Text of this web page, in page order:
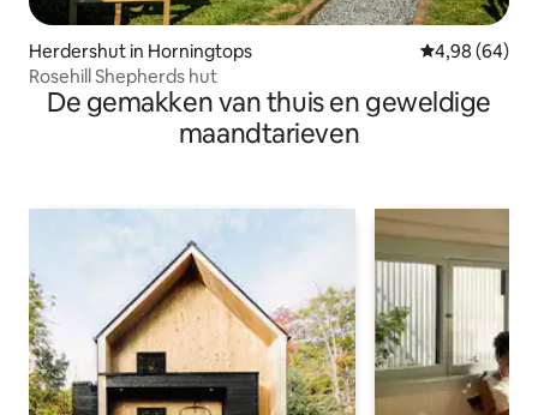
Herdershut in Horningtops Gemiddelde
4,98 (64)
Rosehill Shepherds hut
De gemakken van thuis en geweldige
maandtarieven